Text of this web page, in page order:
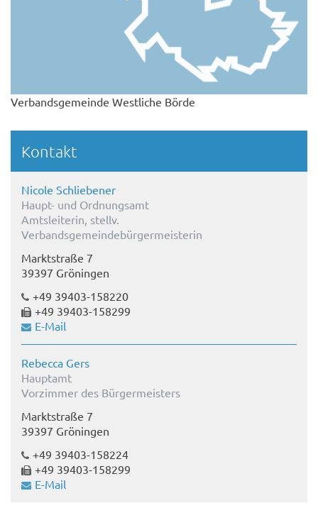
Verbandsgemeinde Westliche Börde
Kontakt
Nicole Schliebener
Haupt- und Ordnungsamt
Amtsleiterin, stellv.
Verbandsgemeindebürgermeisterin
Marktstraße 7
39397 Gröningen
+49 39403-158220
+49 39403-158299
E-Mail
Rebecca Gers
Hauptamt
Vorzimmer des Bürgermeisters
Marktstraße 7
39397 Gröningen
+49 39403-158224
+49 39403-158299
E-Mail